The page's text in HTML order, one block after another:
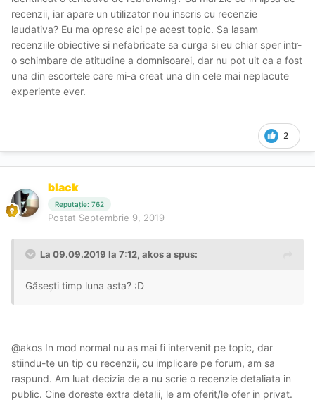
recenzii, iar apare un utilizator nou inscris cu recenzie
laudativa? Eu ma opresc aici pe acest topic. Sa lasam
recenziile obiective si nefabricate sa curga si eu chiar sper intr-
o schimbare de atitudine a domnisoarei, dar nu pot uit ca a fost
una din escortele care mi-a creat una din cele mai neplacute
experiente ever.
2
black
Reputație: 762
Postat Septembrie 9, 2019
La 09.09.2019 la 7:12, akos a spus:
Găsești timp luna asta? :D
@akos In mod normal nu as mai fi intervenit pe topic, dar
stiindu-te un tip cu recenzii, cu implicare pe forum, am sa
raspund. Am luat decizia de a nu scrie o recenzie detaliata in
public. Cine doreste extra detalii, le am oferit/le ofer in privat.